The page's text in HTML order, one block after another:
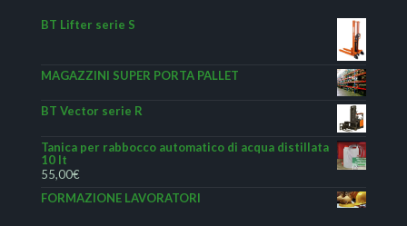
BT Lifter serie S
MAGAZZINI SUPER PORTA PALLET
BT Vector serie R
Tanica per rabbocco automatico di acqua distillata
10 lt
55,00€
FORMAZIONE LAVORATORI